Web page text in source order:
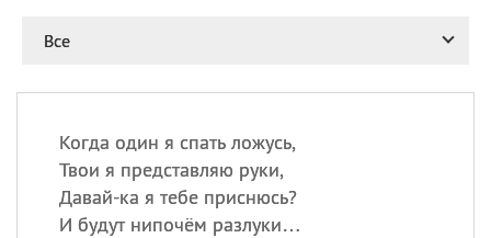
Все
Когда один я спать ложусь,
Твои я представляю руки,
Давай-ка я тебе приснюсь?
И будут нипочём разлуки…
День мира в Аугсбурге
великомученика
Пантелеймона –
покровителя всех
врачей и целителя
больных